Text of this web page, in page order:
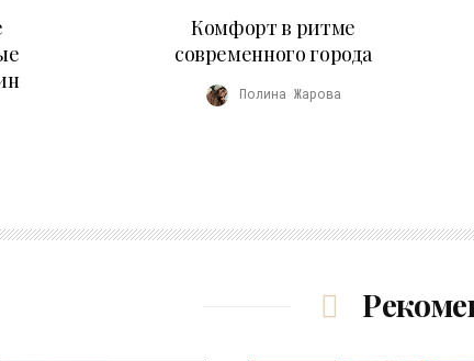
Комфорт в ритме
современного города
Полина Жарова